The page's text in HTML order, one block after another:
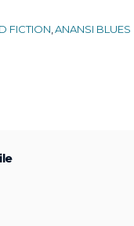
FICTION ANANSI BLUES